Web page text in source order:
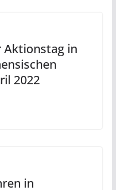
Aktionstag in
2022
in